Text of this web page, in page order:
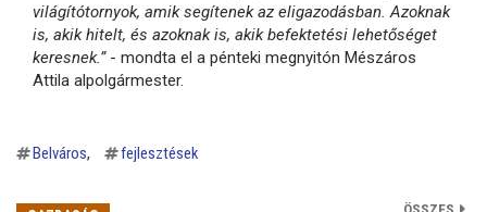
világítótornyok, amik segítenek az eligazodásban. Azoknak
is, akik hitelt, és azoknak is, akik befektetési lehetőséget
keresnek.” - mondta el a pénteki megnyitón Mészáros
Attila alpolgármester.
Belváros fejlesztések